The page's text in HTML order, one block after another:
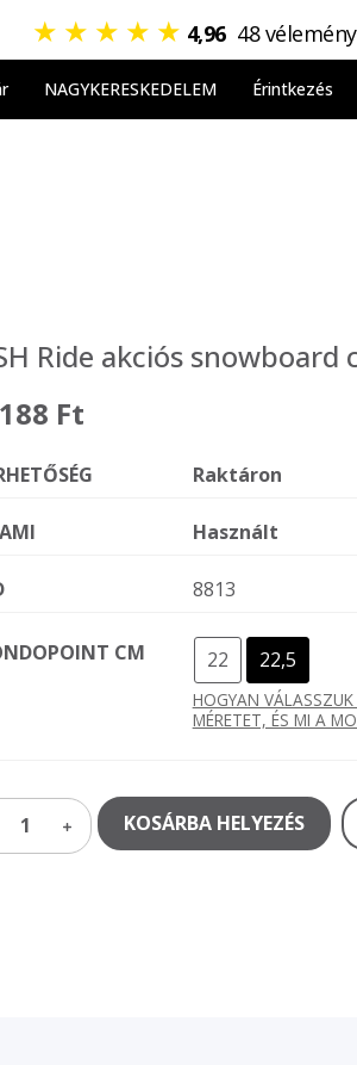
★ ★ ★ ★ ★ 4,96 48
NAGYKERESKEDELEM Érintkezés
Ride akciós snowboard
Ft
Raktáron
Használt
8813
CM 22 22,5
HOGYAN
MÉRETET, ÉS MI A
1 KOSÁRBA HELYEZÉS